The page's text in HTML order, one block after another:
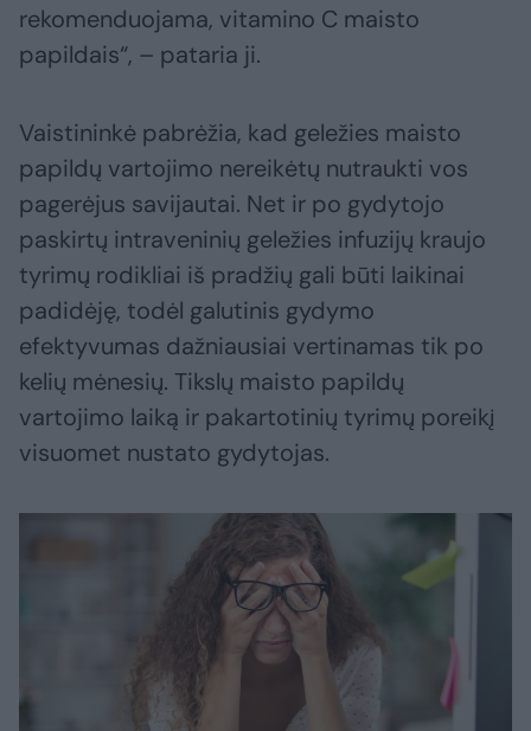
rekomenduojama, vitamino C maisto
papildais“, – pataria ji.
Vaistininkė pabrėžia, kad geležies maisto
papildų vartojimo nereikėtų nutraukti vos
pagerėjus savijautai. Net ir po gydytojo
paskirtų intraveninių geležies infuzijų kraujo
tyrimų rodikliai iš pradžių gali būti laikinai
padidėję, todėl galutinis gydymo
efektyvumas dažniausiai vertinamas tik po
kelių mėnesių. Tikslų maisto papildų
vartojimo laiką ir pakartotinių tyrimų poreikį
visuomet nustato gydytojas.